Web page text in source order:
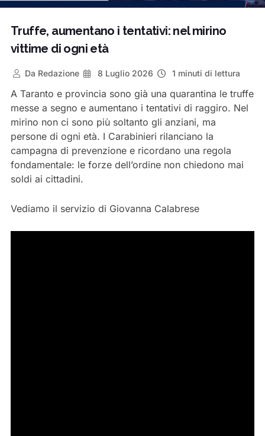
Truffe, aumentano i tentativi: nel mirino
vittime di ogni età
Da Redazione 8 Luglio 2026 1 minuti di lettura
A Taranto e provincia sono già una quarantina le truffe
messe a segno e aumentano i tentativi di raggiro. Nel
mirino non ci sono più soltanto gli anziani, ma
persone di ogni età. I Carabinieri rilanciano la
campagna di prevenzione e ricordano una regola
fondamentale: le forze dell’ordine non chiedono mai
soldi ai cittadini.
Vediamo il servizio di Giovanna Calabrese